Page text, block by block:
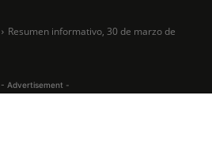
Resumen informativo, 30 de marzo de
- Advertisement -